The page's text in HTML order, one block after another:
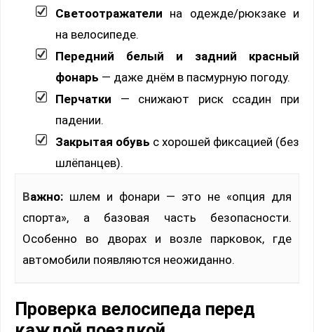
Светоотражатели на одежде/рюкзаке и
на велосипеде.
Передний белый и задний красный
фонарь — даже днём в пасмурную погоду.
Перчатки — снижают риск ссадин при
падении.
Закрытая обувь с хорошей фиксацией (без
шлёпанцев).
Важно: шлем и фонари — это не «опция для
спорта», а базовая часть безопасности.
Особенно во дворах и возле парковок, где
автомобили появляются неожиданно.
Проверка велосипеда перед